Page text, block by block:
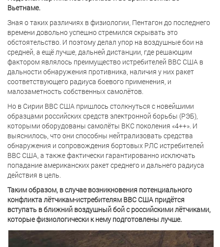
Вьетнаме.
Зная о таких различиях в физиологии, Пентагон до последнего
времени довольно успешно стремился скрывать это
обстоятельство. И поэтому делал упор на воздушные бои на
средней, а ещё лучше, дальней дистанции, где решающим
фактором являлось преимущество истребителей ВВС США в
дальности обнаружения противника, наличия у них ракет
соответствующего радиуса боевого применения, и
малозаметность собственных самолётов.
Но в Сирии ВВС США пришлось столкнуться с новейшими
образцами российских средств электронной борьбы (РЭБ),
которыми оборудованы самолёты ВКС поколения «4++». И
выяснилось, что они способны нейтрализовать средства
обнаружения и сопровождения бортовых РЛС истребителей
ВВС США, а также фактически гарантированно исключать
попадание американских ракет среднего и дальнего радиуса
действия в цель.
Таким образом, в случае возникновения потенциального
конфликта лётчикам-истребителям ВВС США придётся
вступать в ближний воздушный бой с российскими лётчиками,
которые физиологически к нему подготовлены лучше.